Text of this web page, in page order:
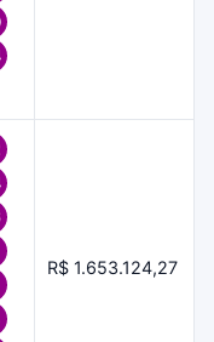
R$ 1.653.124,27